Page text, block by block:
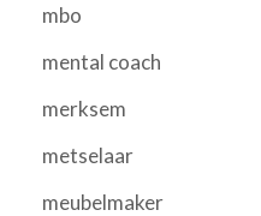
mbo
mental coach
merksem
metselaar
meubelmaker